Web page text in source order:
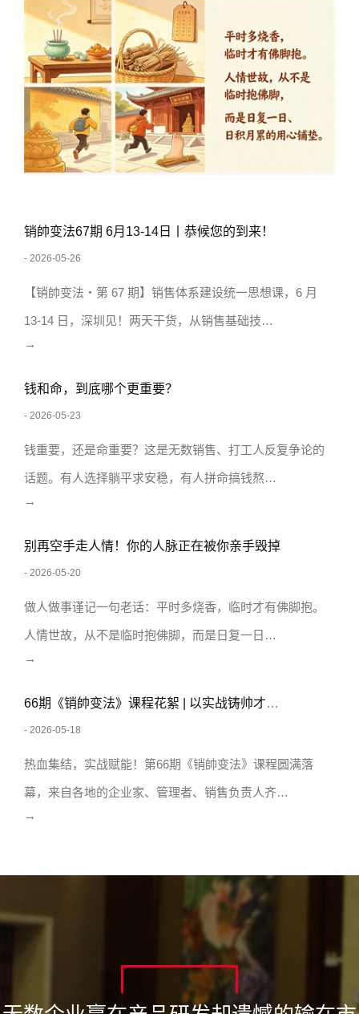
销帥变法67期 6月13-14日丨恭候您的到来！
- 2026-05-26
【销帥变法・第 67 期】销售体系建设统一思想课，6 月
13-14 日，深圳见！两天干货，从销售基础技…
→
钱和命，到底哪个更重要？
- 2026-05-23
钱重要，还是命重要？这是无数销售、打工人反复争论的
话题。有人选择躺平求安稳，有人拼命搞钱熬…
→
别再空手走人情！你的人脉正在被你亲手毁掉
- 2026-05-20
做人做事谨记一句老话：平时多烧香，临时才有佛脚抱。
人情世故，从不是临时抱佛脚，而是日复一日…
→
66期《销帥变法》课程花絮 | 以实战铸帅才，以体系破增长
- 2026-05-18
热血集结，实战赋能！第66期《销帥变法》课程圆满落
幕，来自各地的企业家、管理者、销售负责人齐…
→